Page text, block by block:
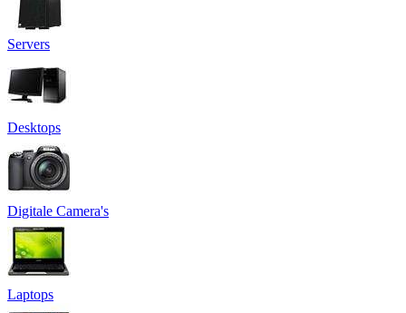
Servers
Desktops
Digitale Camera's
Laptops